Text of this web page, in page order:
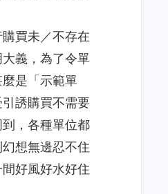
買未／不存在
義，為了令單
是「示範單
誘購買不需要
，各種單位都
想無邊忍不住
好風好水好住